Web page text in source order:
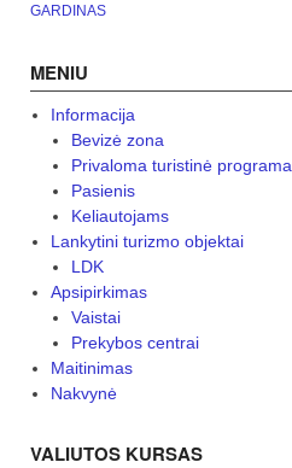
GARDINAS
MENIU
Informacija
Bevizė zona
Privaloma turistinė programa
Pasienis
Keliautojams
Lankytini turizmo objektai
LDK
Apsipirkimas
Vaistai
Prekybos centrai
Maitinimas
Nakvynė
VALIUTOS KURSAS